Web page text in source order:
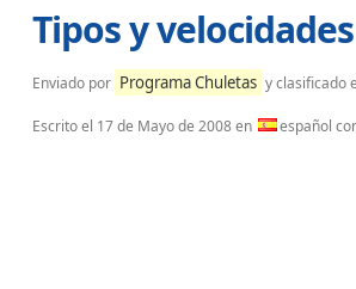
Tipos y
Enviado por Programa Chuletas y clasificado
Escrito el 17 de Mayo de 2008en español